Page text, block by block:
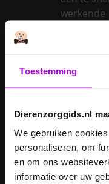
Toestemming
Dierenzorggids.nl
We gebruiken
personaliseren, om
en om ons
informatie over uw
werkende
Je cavia
Je hond
kan je